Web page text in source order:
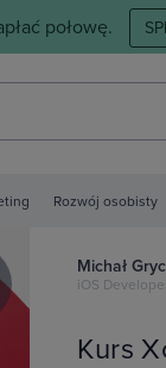
połowę.
Rozwój osobisty
Michał
iOS
Kurs